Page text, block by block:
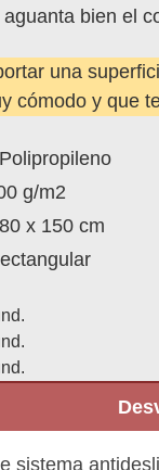
bien el
una
cómodo y que
g/m2
x 150 cm
sistema